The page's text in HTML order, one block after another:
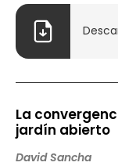
La
jardín abierto
David Sancha